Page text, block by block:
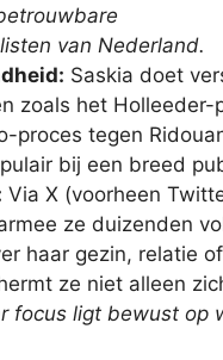
van Nederland.
Saskia doet
zoals het Holleeder-
proces tegen
bij een breed
Via X (voorheen
ze duizenden
haar gezin, relatie
ze niet alleen
focus ligt bewust op